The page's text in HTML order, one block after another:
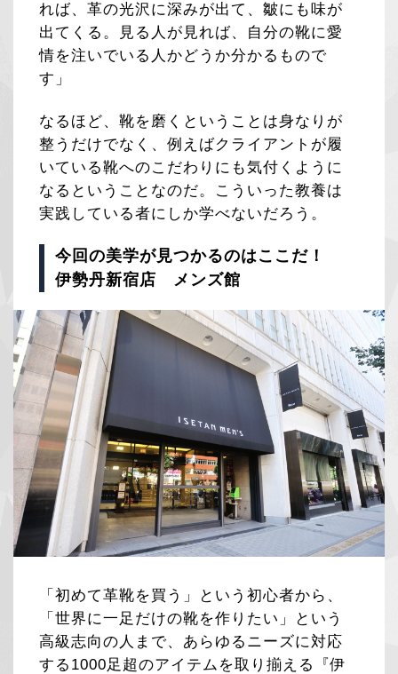
れば、革の光沢に深みが出て、皺にも味が
出てくる。見る人が見れば、自分の靴に愛
情を注いでいる人かどうか分かるもので
す」
なるほど、靴を磨くということは身なりが
整うだけでなく、例えばクライアントが履
いている靴へのこだわりにも気付くように
なるということなのだ。こういった教養は
実践している者にしか学べないだろう。
今回の美学が見つかるのはここだ！
伊勢丹新宿店 メンズ館
「初めて革靴を買う」という初心者から、
「世界に一足だけの靴を作りたい」という
高級志向の人まで、あらゆるニーズに対応
する1000足超のアイテムを取り揃える『伊